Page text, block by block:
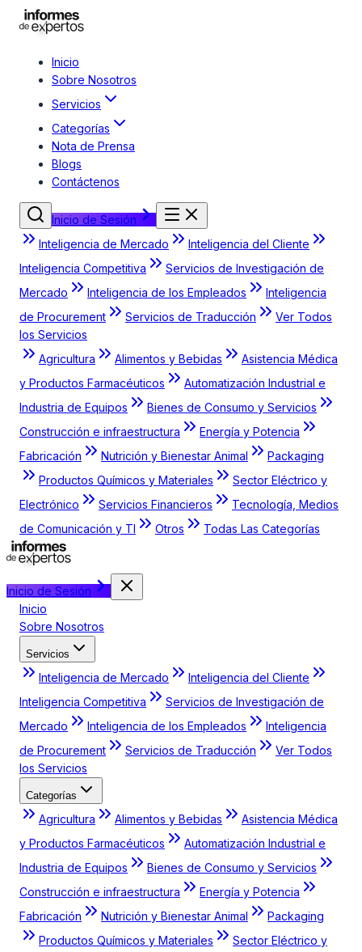
Inicio
Sobre Nosotros
Servicios
Categorías
Nota de Prensa
Blogs
Contáctenos
Inicio de Sesión
Inteligencia de Mercado
Inteligencia del Cliente
Inteligencia Competitiva
Servicios de Investigación de
Mercado
Inteligencia de los Empleados
Inteligencia
de Procurement
Servicios de Traducción
Ver Todos
los Servicios
Agricultura
Alimentos y Bebidas
Asistencia Médica
y Productos Farmacéuticos
Automatización Industrial e
Industria de Equipos
Bienes de Consumo y Servicios
Construcción e infraestructura
Energía y Potencia
Fabricación
Nutrición y Bienestar Animal
Packaging
Productos Químicos y Materiales
Sector Eléctrico y
Electrónico
Servicios Financieros
Tecnología, Medios
de Comunicación y TI
Otros Todas Las Categorías
Inicio de Sesión
Inicio
Sobre Nosotros
Servicios
Inteligencia de Mercado
Inteligencia del Cliente
Inteligencia Competitiva
Servicios de Investigación de
Mercado
Inteligencia de los Empleados
Inteligencia
de Procurement
Servicios de Traducción
Ver Todos
los Servicios
Categorías
Agricultura Alimentos y Bebidas
Asistencia Médica
y Productos Farmacéuticos
Automatización Industrial e
Industria de Equipos
Bienes de Consumo y Servicios
Construcción e infraestructura
Energía y Potencia
Fabricación
Nutrición y Bienestar Animal
Packaging
Productos Químicos y Materiales
Sector Eléctrico y